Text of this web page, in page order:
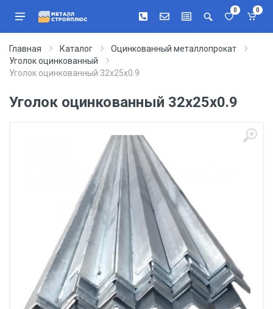
0 0
Главная Каталог
Оцинкованный металлопрокат
Уголок оцинкованный
Уголок оцинкованный 32х25х0.9
Уголок оцинкованный 32х25х0.9